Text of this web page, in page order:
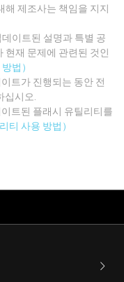
해 제조사는 책임을 지지
이트된 설명과 특별 공
현재 문제에 관련된 것인
법）
트가 진행되는 동안 전
시오.
트된 플래시 유틸리티를
티 사용 방법）